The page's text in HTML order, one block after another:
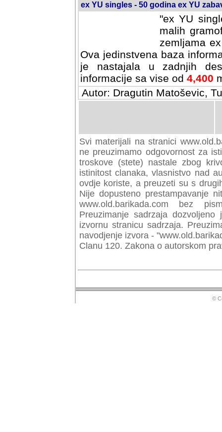
ex YU singles - 50 godina ex YU
"ex YU
malih
zemljama
Ova jedinstvena baza
je nastajala u zadnjih
informacije sa vise od 4,400
Autor: Dragutin Matoševic,
Svi materijali na stranici
preuzimamo odgovornost za
troskove (stete) nastale zbog
istinitost clanaka, vlasnistvo nad
ovdje koriste, a preuzeti su s
Nije dopusteno prestampavanje
www.old.barikada.com bez
Preuzimanje sadrzaja
izvornu stranicu sadrzaja.
navodjenje izvora -
Clanu 120. Zakona o autorskom
©